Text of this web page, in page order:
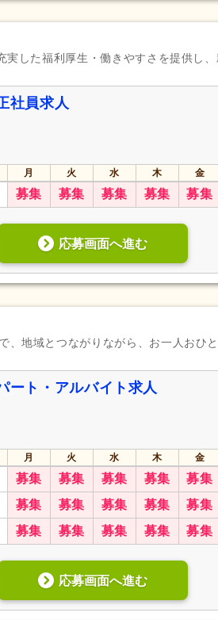
した福利厚生・働きやすさを提供し
社員求人
月 火 水 木 金
募集 募集 募集 募集 募集
応募画面へ進む
、地域とつながりながら、お一人おひ
ート・アルバイト求人
月 火 水 木 金
募集 募集 募集 募集 募集
募集 募集 募集 募集 募集
募集 募集 募集 募集 募集
応募画面へ進む